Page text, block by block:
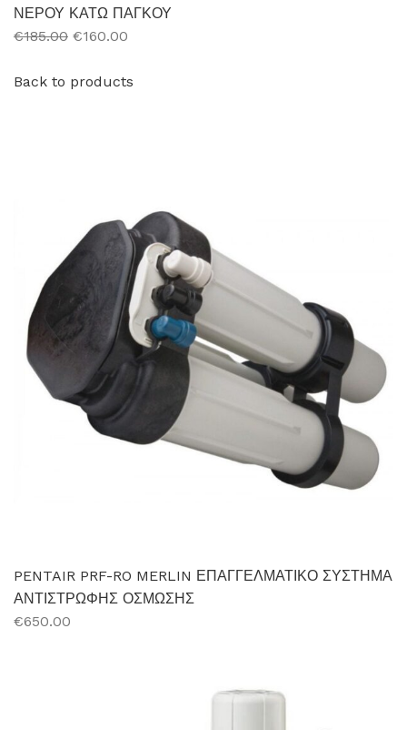
ΝΕΡΟΥ ΚΑΤΩ ΠΑΓΚΟΥ
€185.00 €160.00
Back to products
PENTAIR PRF-RO MERLIN ΕΠΑΓΓΕΛΜΑΤΙΚΟ ΣΥΣΤΗΜΑ
ΑΝΤΙΣΤΡΩΦΗΣ ΟΣΜΩΣΗΣ
€650.00